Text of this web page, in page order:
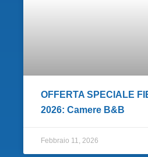
OFFERTA SPECIALE
2026: Camere B&B
Febbraio 11, 2026